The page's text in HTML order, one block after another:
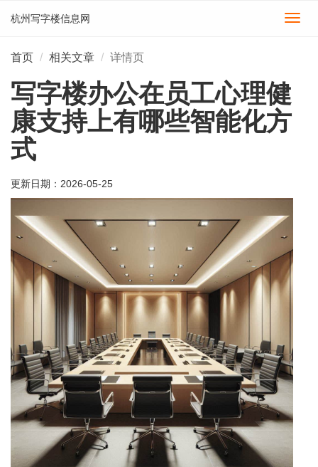
切
杭州写字楼信息网
首页 相关文章 详情页
写字楼办公在员工心理健
康支持上有哪些智能化方
式
更新日期： 2026-05-25